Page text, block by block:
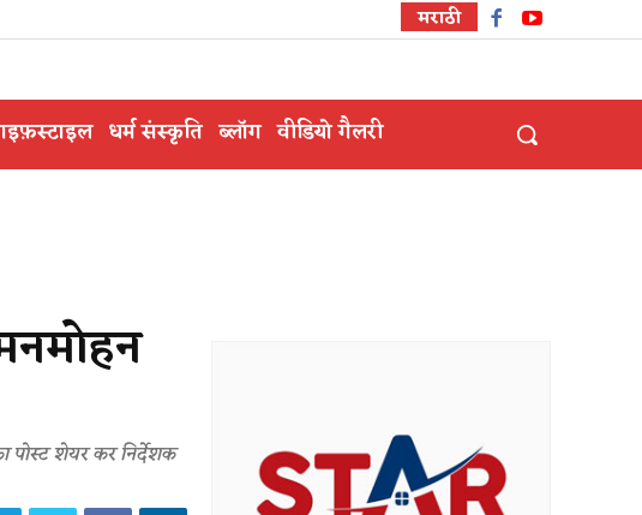
मराठी
धर्म संस्कृति ब्लॉग वीडियो गैलरी
पोस्ट शेयर कर निर्देशक